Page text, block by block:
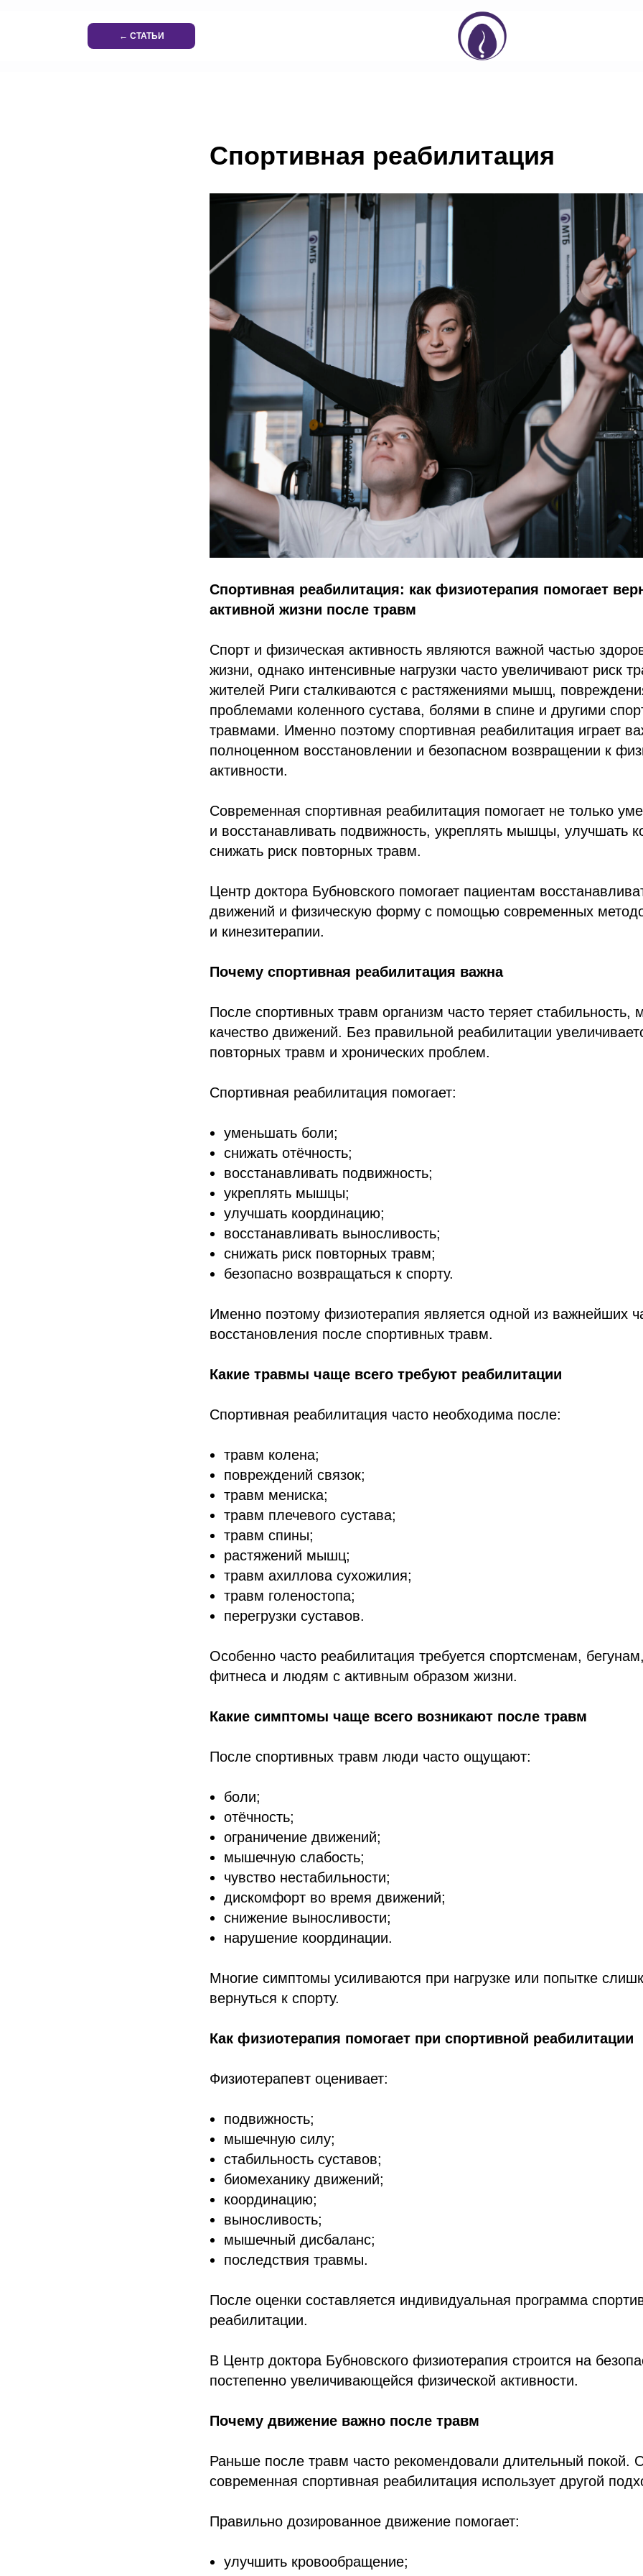
← СТАТЬИ
Спортивная реабилитация
Спортивная реабилитация: как физиотерапия помогает
активной жизни после травм
Спорт и физическая активность являются важной частью
жизни, однако интенсивные нагрузки часто увеличивают риск
жителей Риги сталкиваются с растяжениями мышц,
проблемами коленного сустава, болями в спине и другими
травмами. Именно поэтому спортивная реабилитация играет
полноценном восстановлении и безопасном возвращении к
активности.
Современная спортивная реабилитация помогает не только
и восстанавливать подвижность, укреплять мышцы, улучшать
снижать риск повторных травм.
Центр доктора Бубновского помогает пациентам
движений и физическую форму с помощью современных
и кинезитерапии.
Почему спортивная реабилитация важна
После спортивных травм организм часто теряет
качество движений. Без правильной реабилитации
повторных травм и хронических проблем.
Спортивная реабилитация помогает:
уменьшать боли;
снижать отёчность;
восстанавливать подвижность;
укреплять мышцы;
улучшать координацию;
восстанавливать выносливость;
снижать риск повторных травм;
безопасно возвращаться к спорту.
Именно поэтому физиотерапия является одной из важнейших
восстановления после спортивных травм.
Какие травмы чаще всего требуют реабилитации
Спортивная реабилитация часто необходима после:
травм колена;
повреждений связок;
травм мениска;
травм плечевого сустава;
травм спины;
растяжений мышц;
травм ахиллова сухожилия;
травм голеностопа;
перегрузки суставов.
Особенно часто реабилитация требуется спортсменам,
фитнеса и людям с активным образом жизни.
Какие симптомы чаще всего возникают после травм
После спортивных травм люди часто ощущают:
боли;
отёчность;
ограничение движений;
мышечную слабость;
чувство нестабильности;
дискомфорт во время движений;
снижение выносливости;
нарушение координации.
Многие симптомы усиливаются при нагрузке или попытке
вернуться к спорту.
Как физиотерапия помогает при спортивной реабилитации
Физиотерапевт оценивает:
подвижность;
мышечную силу;
стабильность суставов;
биомеханику движений;
координацию;
выносливость;
мышечный дисбаланс;
последствия травмы.
После оценки составляется индивидуальная программа
реабилитации.
В Центр доктора Бубновского физиотерапия строится на
постепенно увеличивающейся физической активности.
Почему движение важно после травм
Раньше после травм часто рекомендовали длительный покой.
современная спортивная реабилитация использует другой
Правильно дозированное движение помогает:
улучшить кровообращение;